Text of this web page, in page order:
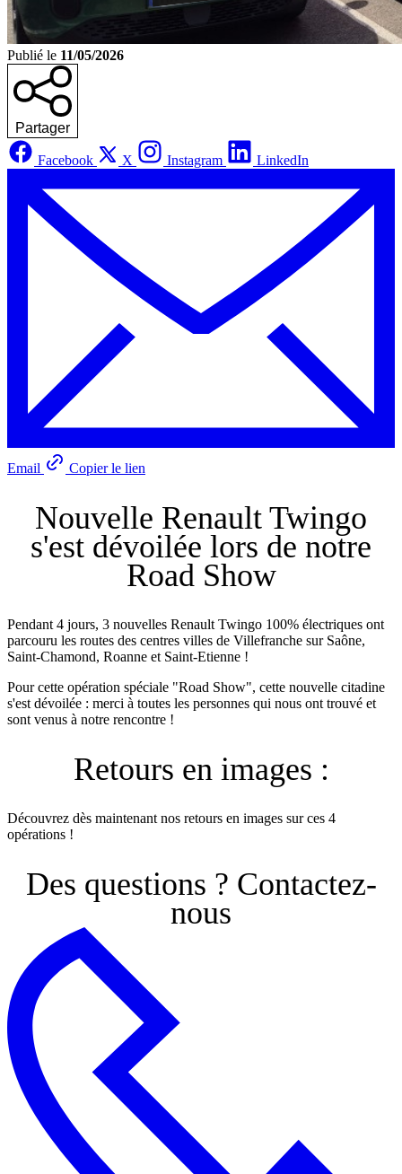
Publié le 11/05/2026
Partager
Facebook X Instagram LinkedIn
Email Copier le lien
Nouvelle Renault Twingo
s'est dévoilée lors de notre
Road Show
Pendant 4 jours, 3 nouvelles Renault Twingo 100% électriques ont
parcouru les routes des centres villes de Villefranche sur Saône,
Saint-Chamond, Roanne et Saint-Etienne !
Pour cette opération spéciale "Road Show", cette nouvelle citadine
s'est dévoilée : merci à toutes les personnes qui nous ont trouvé et
sont venus à notre rencontre !
Retours en images :
Découvrez dès maintenant nos retours en images sur ces 4
opérations !
Des questions ? Contactez-
nous